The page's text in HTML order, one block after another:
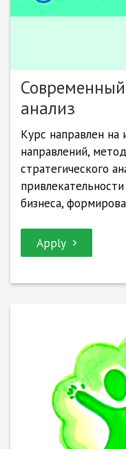
Современный
анализ
Курс направлен на
направлений,
стратегического
бизнеса,
Apply